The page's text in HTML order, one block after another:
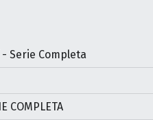
Serie Completa
COMPLETA